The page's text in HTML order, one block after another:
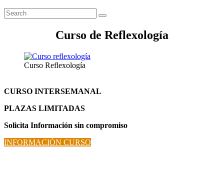
Curso de Reflexología
Curso Reflexología
CURSO INTERSEMANAL
PLAZAS LIMITADAS
Solicita Información sin compromiso
INFORMACIÓN CURSO